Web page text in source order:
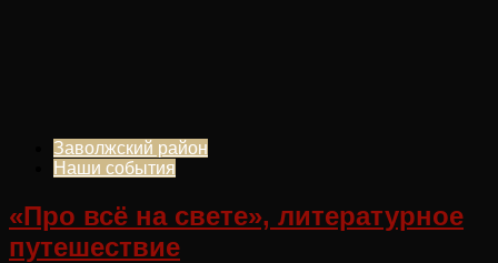
Заволжский район
Наши события
«Про всё на свете», литературное
путешествие